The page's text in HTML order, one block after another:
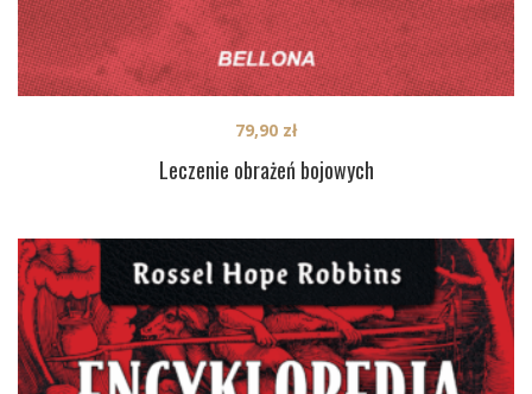
Leczenie obrażeń bojowych
79,90 zł